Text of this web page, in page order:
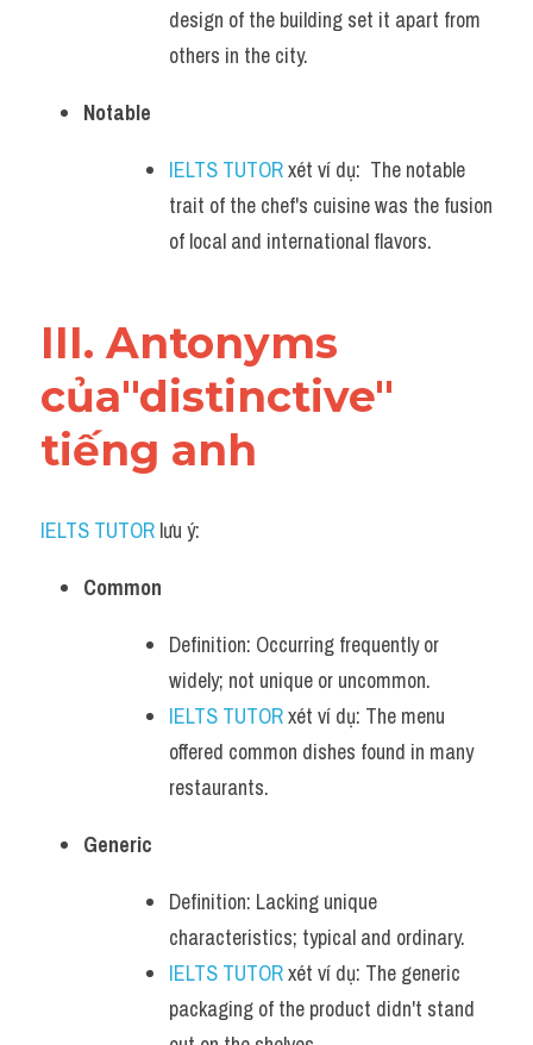
design of the building set it apart from
others in the city.
Notable
IELTS TUTOR xét ví dụ:  The notable
trait of the chef's cuisine was the fusion
of local and international flavors.
III. Antonyms
của"distinctive"
tiếng anh
IELTS TUTOR lưu ý:
Common
Definition: Occurring frequently or
widely; not unique or uncommon.
IELTS TUTOR xét ví dụ: The menu
offered common dishes found in many
restaurants.
Generic
Definition: Lacking unique
characteristics; typical and ordinary.
IELTS TUTOR xét ví dụ: The generic
packaging of the product didn't stand